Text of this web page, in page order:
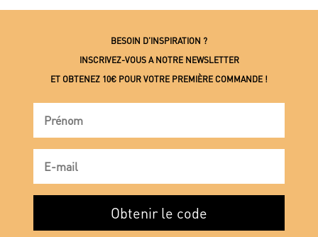
BESOIN D’INSPIRATION ?
INSCRIVEZ-VOUS A NOTRE NEWSLETTER
ET OBTENEZ 10€ POUR VOTRE PREMIÈRE COMMANDE !
Obtenir le code